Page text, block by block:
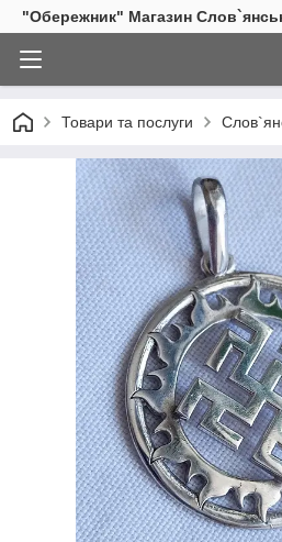
"Обережник" Магазин
Товари та послуги